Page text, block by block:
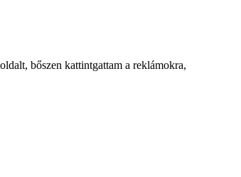
bőszen kattintgattam a reklámokra,